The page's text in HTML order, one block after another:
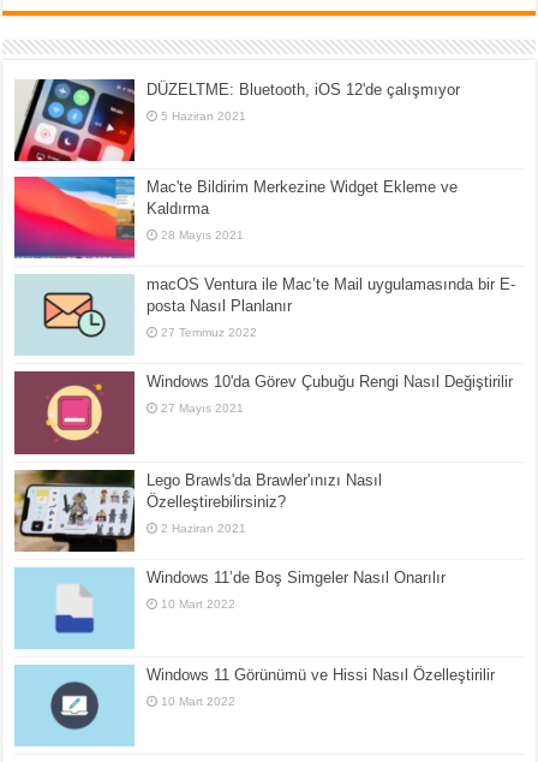
DÜZELTME: Bluetooth, iOS 12'de çalışmıyor
5 Haziran 2021
Mac'te Bildirim Merkezine Widget Ekleme ve
Kaldırma
28 Mayıs 2021
macOS Ventura ile Mac’te Mail uygulamasında bir E-
posta Nasıl Planlanır
27 Temmuz 2022
Windows 10'da Görev Çubuğu Rengi Nasıl Değiştirilir
27 Mayıs 2021
Lego Brawls'da Brawler'ınızı Nasıl
Özelleştirebilirsiniz?
2 Haziran 2021
Windows 11’de Boş Simgeler Nasıl Onarılır
10 Mart 2022
Windows 11 Görünümü ve Hissi Nasıl Özelleştirilir
10 Mart 2022